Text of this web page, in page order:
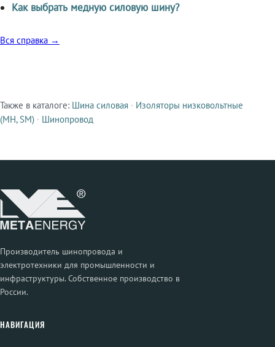
Как выбрать медную силовую шину?
Вся справка →
Смежные продукты
Также в каталоге: Шина силовая · Изоляторы низковольтные
(МН, SM) · Шинопровод
Производитель шинопровода и
электротехники для промышленности и
инфраструктуры. Собственное производство в
России.
НАВИГАЦИЯ